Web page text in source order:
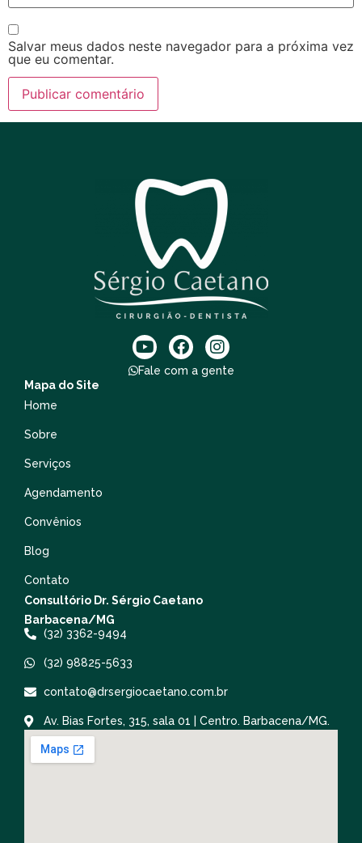
Salvar meus dados neste navegador para a próxima vez
que eu comentar.
Fale com a gente
Mapa do Site
Home
Sobre
Serviços
Agendamento
Convênios
Blog
Contato
Consultório Dr. Sérgio Caetano
Barbacena/MG
(32) 3362-9494
(32) 98825-5633
contato@drsergiocaetano.com.br
Av. Bias Fortes, 315, sala 01 | Centro. Barbacena/MG.